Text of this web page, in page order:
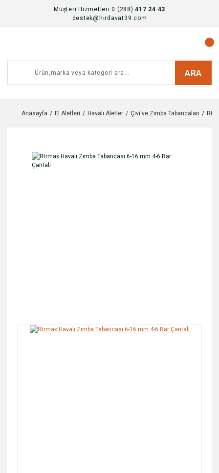
Müşteri Hizmetleri 0 (288)417 24 43
destek@hirdavat39.com
ARA
Anasayfa El Aletleri Havalı Aletler Çivi ve Zımba Tabancaları